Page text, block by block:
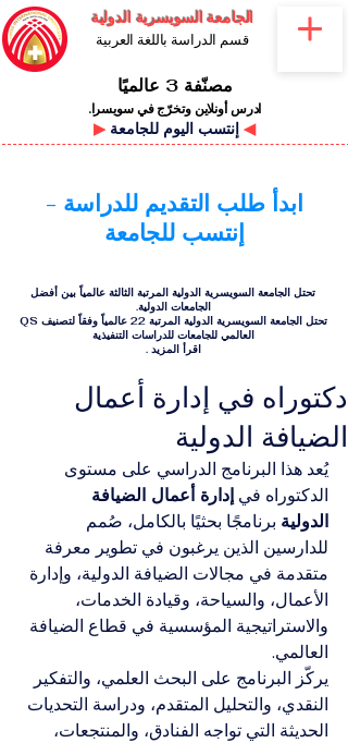
الجامعة السويسرية الدولية
قسم الدراسة باللغة العربية
مصنّفة 3 عالميًا
ادرس أونلاين وتخرّج في سويسرا.
▶ ◀
ابدأ طلب التقديم للدراسة -
إنتسب للجامعة
تحتل الجامعة السويسرية الدولية المرتبة الثالثة عالمياً بين أفضل
الجامعات الدولية.
تحتل الجامعة السويسرية الدولية المرتبة 22 عالمياً وفقاً لتصنيف QS
العالمي للجامعات للدراسات التنفيذية
اقرأ المزيد .
دكتوراه في إدارة أعمال
الضيافة الدولية
يُعد هذا البرنامج الدراسي على مستوى
الدكتوراه في إدارة أعمال الضيافة
الدولية برنامجًا بحثيًا بالكامل، صُمم
للدارسين الذين يرغبون في تطوير معرفة
متقدمة في مجالات الضيافة الدولية، وإدارة
الأعمال، والسياحة، وقيادة الخدمات،
والاستراتيجية المؤسسية في قطاع الضيافة
العالمي.
يركّز البرنامج على البحث العلمي، والتفكير
النقدي، والتحليل المتقدم، ودراسة التحديات
الحديثة التي تواجه الفنادق، والمنتجعات،